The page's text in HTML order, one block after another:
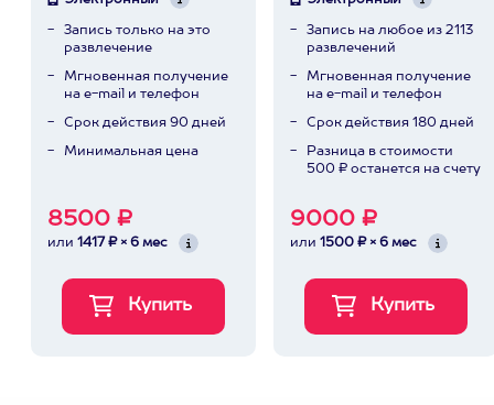
Запись только на это
развлечение
Мгновенная получение
на e-mail и телефон
Срок действия 90 дней
Минимальная цена
8500 ₽
или 1417 ₽ × 6 мес
Запись на любое из 2113
развлечений
Мгновенная получение
на e-mail и телефон
Срок действия 180 дней
Разница в стоимости
500 ₽ останется на счету
9000 ₽
или 1500 ₽ × 6 мес